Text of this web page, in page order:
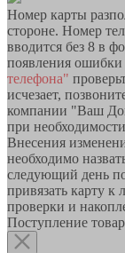
Номер карты
стороне. Номер
вводится без 8 в
появления ошибки
телефона"
исчезает,
компании "Ваш
при
Внесения
необходимо
следующий день
привязать карту к
проверки и
Поступление